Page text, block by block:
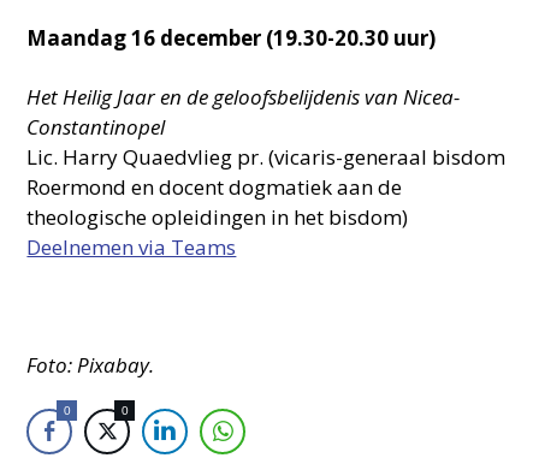
Maandag 16 december (19.30-20.30 uur)
Het Heilig Jaar en de geloofsbelijdenis van Nicea-
Constantinopel
Lic. Harry Quaedvlieg pr. (vicaris-generaal bisdom
Roermond en docent dogmatiek aan de
theologische opleidingen in het bisdom)
Deelnemen via Teams
Foto: Pixabay.
0 0